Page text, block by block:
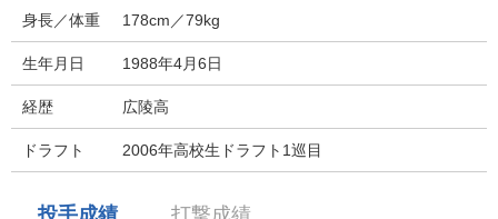
身長／体重 178cm／79kg
生年月日 1988年4月6日
経歴 広陵高
ドラフト 2006年高校生ドラフト1巡目
投手成績 打撃成績